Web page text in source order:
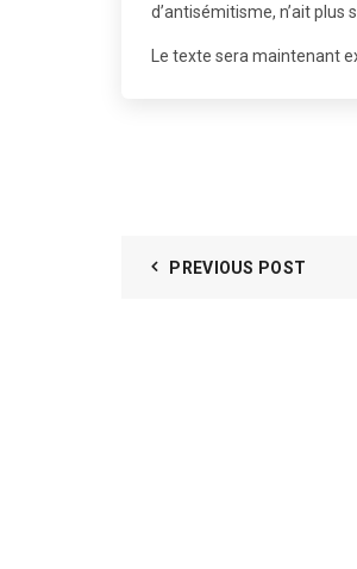
d’antisémitisme, n’ait plus
Le texte sera maintenant
PREVIOUS POST